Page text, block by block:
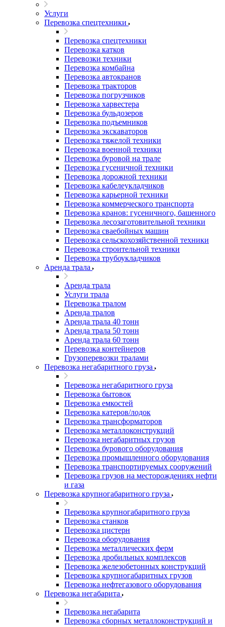
Услуги
Перевозка спецтехники
Перевозка спецтехники
Перевозка катков
Перевозки техники
Перевозка комбайна
Перевозка автокранов
Перевозка тракторов
Перевозка погрузчиков
Перевозка харвестера
Перевозка бульдозеров
Перевозка подъемников
Перевозка экскаваторов
Перевозка тяжелой техники
Перевозка военной техники
Перевозка буровой на трале
Перевозка гусеничной техники
Перевозка дорожной техники
Перевозка кабелеукладчиков
Перевозка карьерной техники
Перевозка коммерческого транспорта
Перевозка кранов: гусеничного, башенного
Перевозка лесозаготовительной техники
Перевозка сваебойных машин
Перевозка сельскохозяйственной техники
Перевозка строительной техники
Перевозка трубоукладчиков
Аренда трала
Аренда трала
Услуги трала
Перевозка тралом
Аренда тралов
Аренда трала 40 тонн
Аренда трала 50 тонн
Аренда трала 60 тонн
Перевозка контейнеров
Грузоперевозки тралами
Перевозка негабаритного груза
Перевозка негабаритного груза
Перевозка бытовок
Перевозка емкостей
Перевозка катеров/лодок
Перевозка трансформаторов
Перевозка металлоконструкций
Перевозка негабаритных грузов
Перевозка бурового оборудования
Перевозка промышленного оборудования
Перевозка транспортируемых сооружений
Перевозка грузов на месторождениях нефти
и газа
Перевозка крупногабаритного груза
Перевозка крупногабаритного груза
Перевозка станков
Перевозка цистерн
Перевозка оборудования
Перевозка металлических ферм
Перевозка дробильных комплексов
Перевозка железобетонных конструкций
Перевозка крупногабаритных грузов
Перевозка нефтегазового оборудования
Перевозка негабарита
Перевозка негабарита
Перевозка сборных металлоконструкций и